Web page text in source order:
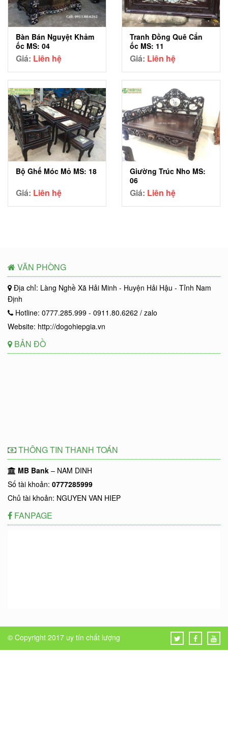
Bàn Bán Nguyệt Khảm
ốc MS: 04
Giá: Liên hệ
Tranh Đồng Quê Cẩn
ốc MS: 11
Giá: Liên hệ
Bộ Ghế Móc Mỏ MS: 18
Giá: Liên hệ
Giường Trúc Nho MS:
06
Giá: Liên hệ
VĂN PHÒNG
Địa chỉ: Làng Nghề Xã Hải Minh - Huyện Hải Hậu - Tỉnh Nam
Định
Hotline: 0777.285.999 - 0911.80.6262 / zalo
Website: http://dogohiepgia.vn
BẢN ĐỒ
THÔNG TIN THANH TOÁN
MB Bank – NAM DINH
Số tài khoản: 0777285999
Chủ tài khoản: NGUYEN VAN HIEP
FANPAGE
© Copyright 2017 uy tín chất lượng